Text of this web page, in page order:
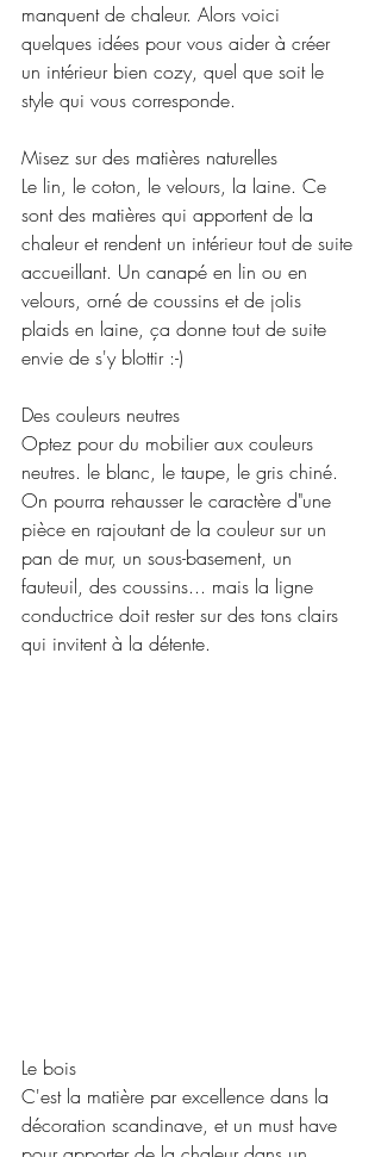
manquent de chaleur. Alors voici
quelques idées pour vous aider à créer
un intérieur bien cozy, quel que soit le
style qui vous corresponde.
Misez sur des matières naturelles
Le lin, le coton, le velours, la laine. Ce
sont des matières qui apportent de la
chaleur et rendent un intérieur tout de suite
accueillant. Un canapé en lin ou en
velours, orné de coussins et de jolis
plaids en laine, ça donne tout de suite
envie de s'y blottir :-)
Des couleurs neutres
Optez pour du mobilier aux couleurs
neutres. le blanc, le taupe, le gris chiné.
On pourra rehausser le caractère d"une
pièce en rajoutant de la couleur sur un
pan de mur, un sous-basement, un
fauteuil, des coussins... mais la ligne
conductrice doit rester sur des tons clairs
qui invitent à la détente.
Le bois
C'est la matière par excellence dans la
décoration scandinave, et un must have